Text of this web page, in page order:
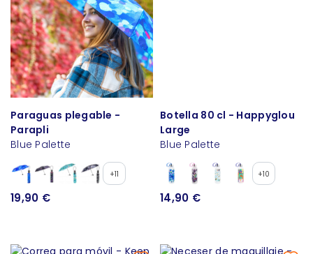
Paraguas plegable -
Parapli
Blue Palette
+11
19,90 €
Botella 80 cl - Happyglou
Large
Blue Palette
+10
14,90 €